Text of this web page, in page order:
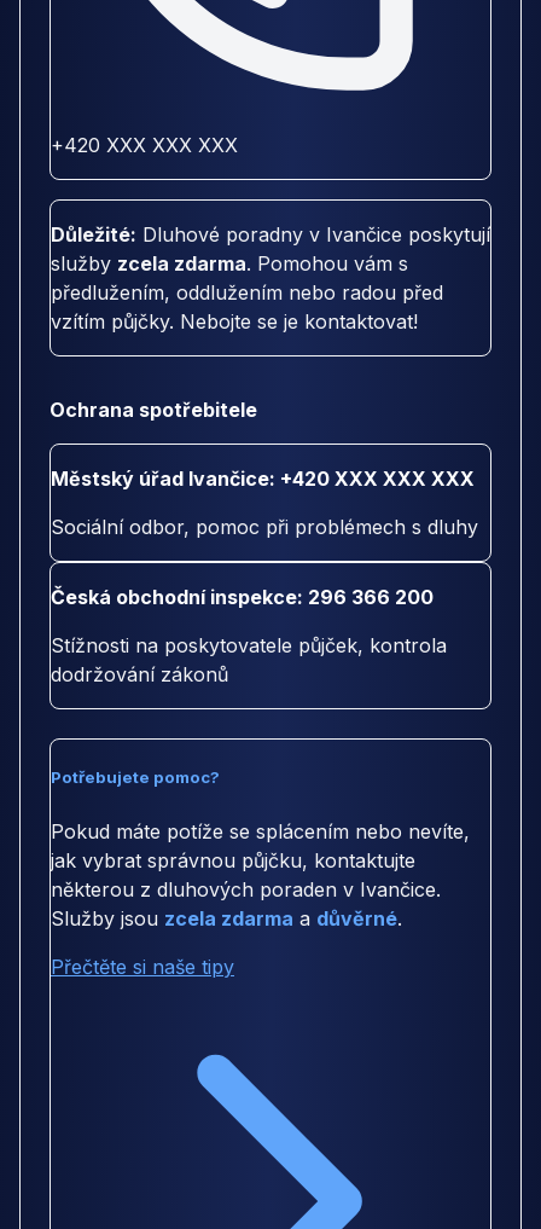
+420 XXX XXX XXX
Důležité: Dluhové poradny v Ivančice poskytují
služby zcela zdarma. Pomohou vám s
předlužením, oddlužením nebo radou před
vzítím půjčky. Nebojte se je kontaktovat!
Ochrana spotřebitele
Městský úřad Ivančice: +420 XXX XXX XXX
Sociální odbor, pomoc při problémech s dluhy
Česká obchodní inspekce: 296 366 200
Stížnosti na poskytovatele půjček, kontrola
dodržování zákonů
Potřebujete pomoc?
Pokud máte potíže se splácením nebo nevíte,
jak vybrat správnou půjčku, kontaktujte
některou z dluhových poraden v Ivančice.
Služby jsou zcela zdarma a důvěrné.
Přečtěte si naše tipy